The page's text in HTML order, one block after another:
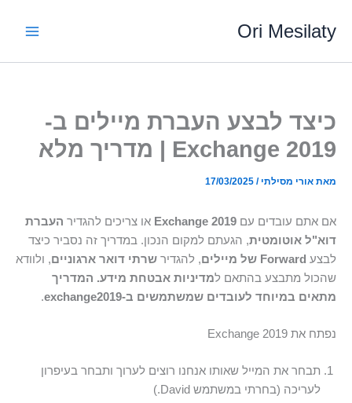
לתוכןOri Mesilaty
כיצד לבצע העברת מיילים ב-
Exchange 2019 | מדריך מלא
מאת אורי מסילתי/
17/03/2025
אם אתם עובדים עם Exchange 2019 או צריכים להגדיר העברת
דוא"ל אוטומטית, הגעתם למקום הנכון. במדריך זה נסביר כיצד
לבצע Forward של מיילים , להגדיר שרתי דואר ארגוניים, ולוודא
שהכול מתבצע בהתאם למדיניות אבטחת מידע. המדריך
מתאים במיוחד לעובדים שמשתמשים ב-exchange2019
.
נפתח את Exchange 2019
תבחר את המייל שאותו אנחנו רוצים לערוך ותבחר בעיפרון
לעריכה (בחרתי במשתמש David.)